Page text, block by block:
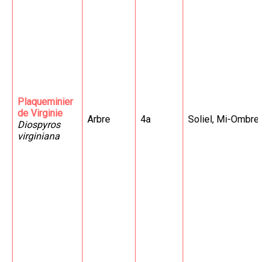
Plaqueminier
de Virginie
Diospyros
virginiana
Arbre 4a Soliel, Mi-Ombre/